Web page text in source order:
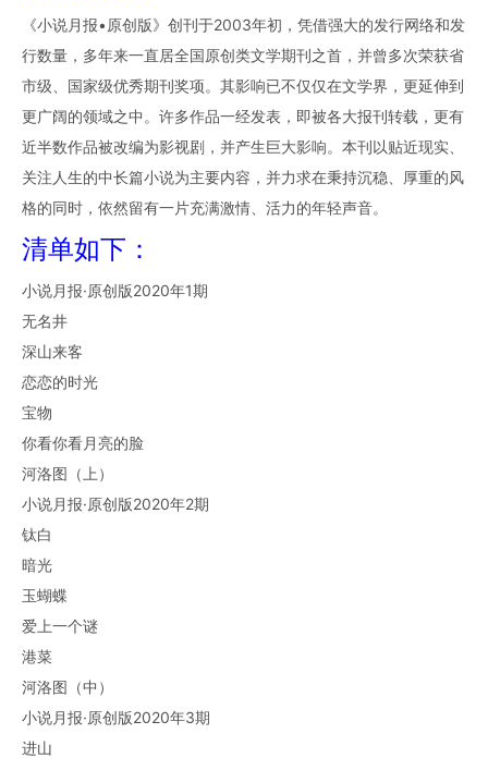
《小说月报•原创版》创刊于2003年初，凭借强大的发行网络和发
行数量，多年来一直居全国原创类文学期刊之首，并曾多次荣获省
市级、国家级优秀期刊奖项。其影响已不仅仅在文学界，更延伸到
更广阔的领域之中。许多作品一经发表，即被各大报刊转载，更有
近半数作品被改编为影视剧，并产生巨大影响。本刊以贴近现实、
关注人生的中长篇小说为主要内容，并力求在秉持沉稳、厚重的风
格的同时，依然留有一片充满激情、活力的年轻声音。
清单如下：
小说月报·原创版2020年1期
无名井
深山来客
恋恋的时光
宝物
你看你看月亮的脸
河洛图（上）
小说月报·原创版2020年2期
钛白
暗光
玉蝴蝶
爱上一个谜
港菜
河洛图（中）
小说月报·原创版2020年3期
进山